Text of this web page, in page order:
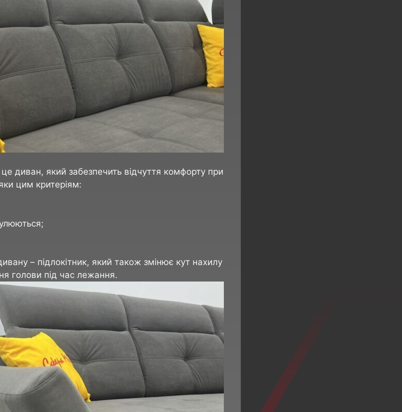
це диван, який забезпечить відчуття комфорту при
цим критеріям:
– підлокітник, який також змінює кут нахилу
голови під час лежання.